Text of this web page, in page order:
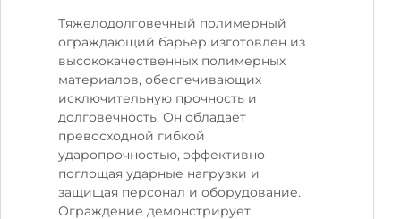
Тяжелодолговечный полимерный
ограждающий барьер изготовлен из
высококачественных полимерных
материалов, обеспечивающих
исключительную прочность и
долговечность. Он обладает
превосходной гибкой
ударопрочностью, эффективно
поглощая ударные нагрузки и
защищая персонал и оборудование.
Ограждение демонстрирует